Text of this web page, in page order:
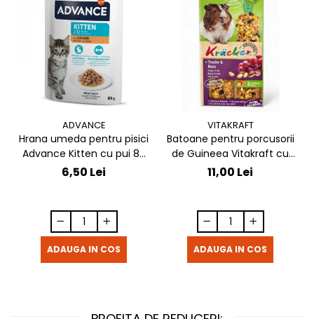
ADVANCE
Hrana umeda pentru pisici
Advance Kitten cu pui 85
gr
6,50 Lei
ADAUGA IN COS
VITAKRAFT
Batoane pentru porcusorii
de Guineea Vitakraft cu
struguri & nuci 2 buc
11,00 Lei
ADAUGA IN COS